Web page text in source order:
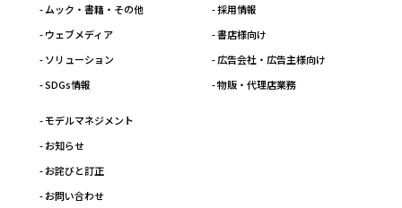
- ムック・書籍・その他
- ウェブメディア
- ソリューション
- SDGs情報
- 採用情報
- 書店様向け
- 広告会社・広告主様向け
- 物販・代理店業務
- モデルマネジメント
- お知らせ
- お詫びと訂正
- お問い合わせ